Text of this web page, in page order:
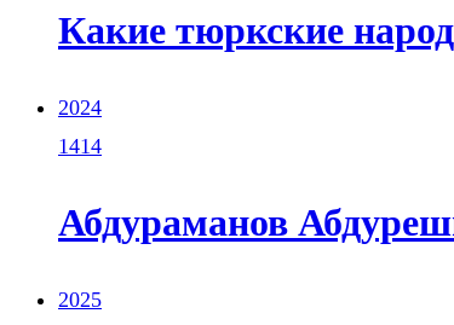
Какие тюркские
2024
1414
Абдураманов
2025